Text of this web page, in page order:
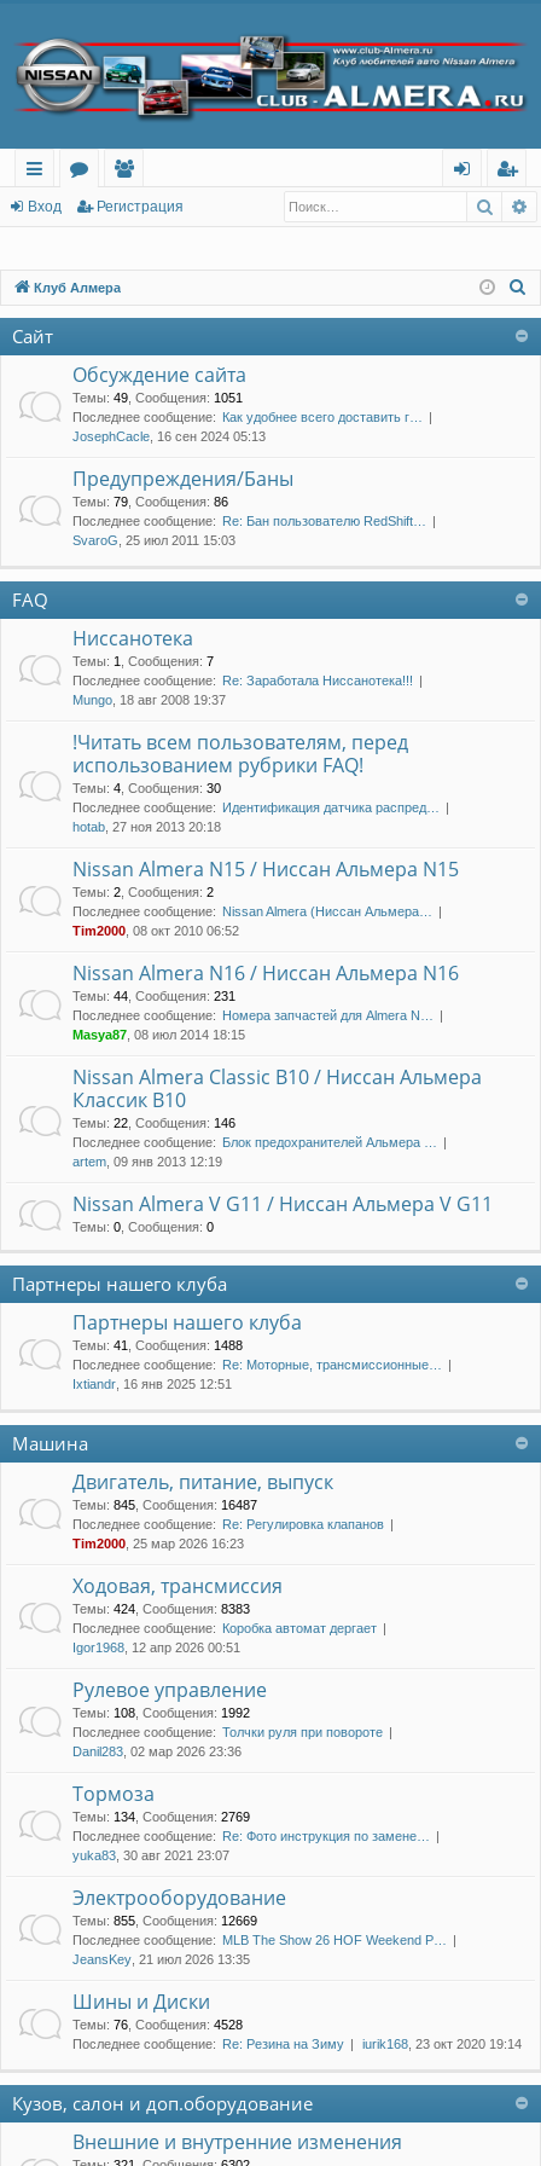
с
лк
и
о
м
ы
ол
ов
ат
ел
и
ег
тр
ац
ия
Вход Регистрация
Клуб Алмера
Сайт
Обсуждение сайта
Темы: 49 Сообщения: 1051
Последнее сообщение: Как удобнее всего доставить г…
JosephCacle , 16 сен 2024 05:13
Предупреждения/Баны
Темы: 79 Сообщения: 86
Последнее сообщение: Re: Бан пользователю RedShift…
SvaroG , 25 июл 2011 15:03
FAQ
Ниссанотека
Темы: 1 Сообщения: 7
Последнее сообщение: Re: Заработала Ниссанотека!!!
Mungo , 18 авг 2008 19:37
!Читать всем пользователям, перед
использованием рубрики FAQ!
Темы: 4 Сообщения: 30
Последнее сообщение: Идентификация датчика распред…
hotab , 27 ноя 2013 20:18
Nissan Almera N15 / Ниссан Альмера N15
Темы: 2 Сообщения: 2
Последнее сообщение: Nissan Almera (Ниссан Альмера…
Tim2000 , 08 окт 2010 06:52
Nissan Almera N16 / Ниссан Альмера N16
Темы: 44 Сообщения: 231
Последнее сообщение: Номера запчастей для Almera N…
Masya87 , 08 июл 2014 18:15
Nissan Almera Classic B10 / Ниссан Альмера
Классик B10
Темы: 22 Сообщения: 146
Последнее сообщение: Блок предохранителей Альмера …
artem , 09 янв 2013 12:19
Nissan Almera V G11 / Ниссан Альмера V G11
Темы: 0 Сообщения: 0
Партнеры нашего клуба
Партнеры нашего клуба
Темы: 41 Сообщения: 1488
Последнее сообщение: Re: Моторные, трансмиссионные…
Ixtiandr , 16 янв 2025 12:51
Машина
Двигатель, питание, выпуск
Темы: 845 Сообщения: 16487
Последнее сообщение: Re: Регулировка клапанов
Tim2000 , 25 мар 2026 16:23
Ходовая, трансмиссия
Темы: 424 Сообщения: 8383
Последнее сообщение: Коробка автомат дергает
Igor1968 , 12 апр 2026 00:51
Рулевое управление
Темы: 108 Сообщения: 1992
Последнее сообщение: Толчки руля при повороте
Danil283 , 02 мар 2026 23:36
Тормоза
Темы: 134 Сообщения: 2769
Последнее сообщение: Re: Фото инструкция по замене…
yuka83 , 30 авг 2021 23:07
Электрооборудование
Темы: 855 Сообщения: 12669
Последнее сообщение: MLB The Show 26 HOF Weekend P…
JeansKey , 21 июл 2026 13:35
Шины и Диски
Темы: 76 Сообщения: 4528
Последнее сообщение: Re: Резина на Зиму iurik168 , 23 окт 2020 19:14
Кузов, салон и доп.оборудование
Внешние и внутренние изменения